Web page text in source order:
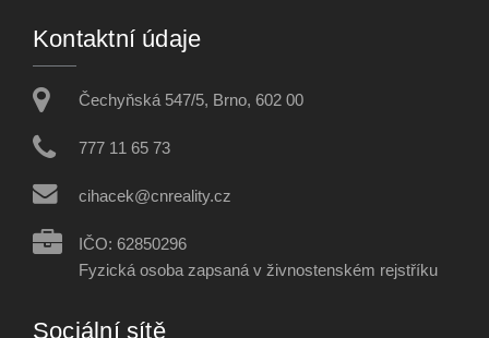
Kontaktní údaje
Čechyňská 547/5, Brno, 602 00
777 11 65 73
cihacek@cnreality.cz
IČO: 62850296
Fyzická osoba zapsaná v živnostenském rejstříku
Sociální sítě